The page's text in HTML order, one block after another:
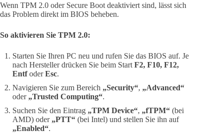
Wenn TPM 2.0 oder Secure Boot deaktiviert sind, lässt sich
das Problem direkt im BIOS beheben.
So aktivieren Sie TPM 2.0:
Starten Sie Ihren PC neu und rufen Sie das BIOS auf. Je
nach Hersteller drücken Sie beim Start F2, F10, F12,
EntfoderEsc.
Navigieren Sie zum Bereich „Security“, „Advanced“
oder „Trusted Computing“.
Suchen Sie den Eintrag „TPM Device“, „fTPM“ (bei
AMD) oder „PTT“ (bei Intel) und stellen Sie ihn auf
„Enabled“.